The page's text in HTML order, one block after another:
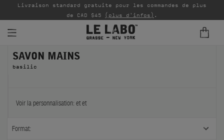
PARFUMS
INTÉRIEUR
BODY — HAIR — FACE
Livraison standard gratuite pour les commandes de plus
de CAD $45 (plus d'infos) .
SAVON MAINS
basilic
Voir la personnalisation: etet
Format: